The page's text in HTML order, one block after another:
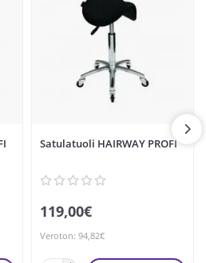
Satulatuoli HAIRWAY PROFI
119,00€
Veroton: 94,82€